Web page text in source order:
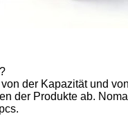
der Kapazität und
der Produkte ab.